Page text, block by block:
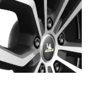
SUV: Đáng